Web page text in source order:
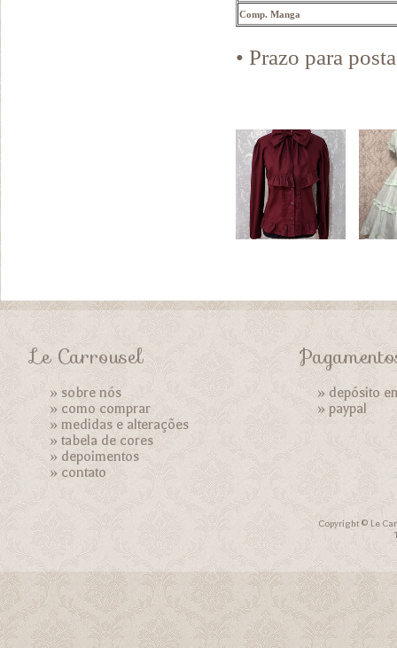
Comp. Manga
• Prazo para
Le Carrousel
»sobre nós
»como comprar
»medidas e alterações
»tabela de cores
»depoimentos
»contato
» depósito
»paypal
Copyright © Le